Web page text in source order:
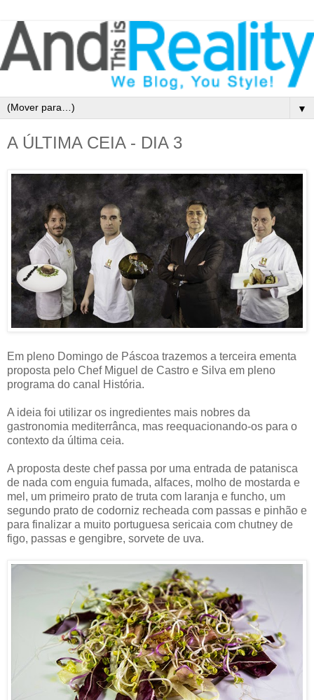
▼
A ÚLTIMA CEIA - DIA 3
Em pleno Domingo de Páscoa trazemos a terceira ementa
proposta pelo Chef Miguel de Castro e Silva em pleno
programa do canal História.
A ideia foi utilizar os ingredientes mais nobres da
gastronomia mediterrânca, mas reequacionando-os para o
contexto da última ceia.
A proposta deste chef passa por uma entrada de patanisca
de nada com enguia fumada, alfaces, molho de mostarda e
mel, um primeiro prato de truta com laranja e funcho, um
segundo prato de codorniz recheada com passas e pinhão e
para finalizar a muito portuguesa sericaia com chutney de
figo, passas e gengibre, sorvete de uva.